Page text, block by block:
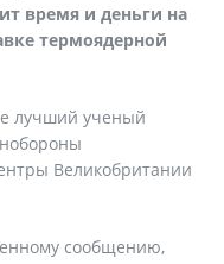
время и деньги на
термоядерной
лучший ученый
Великобритании
сообщению,